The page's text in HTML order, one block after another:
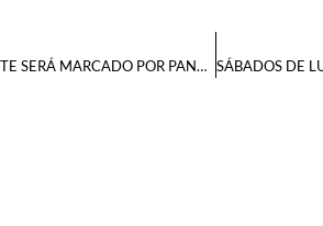
MARCO 27: UM MÊS DO ACIDENTE SERÁ MARCADO POR PANELAÇO, LUTO E HOMENAGENS